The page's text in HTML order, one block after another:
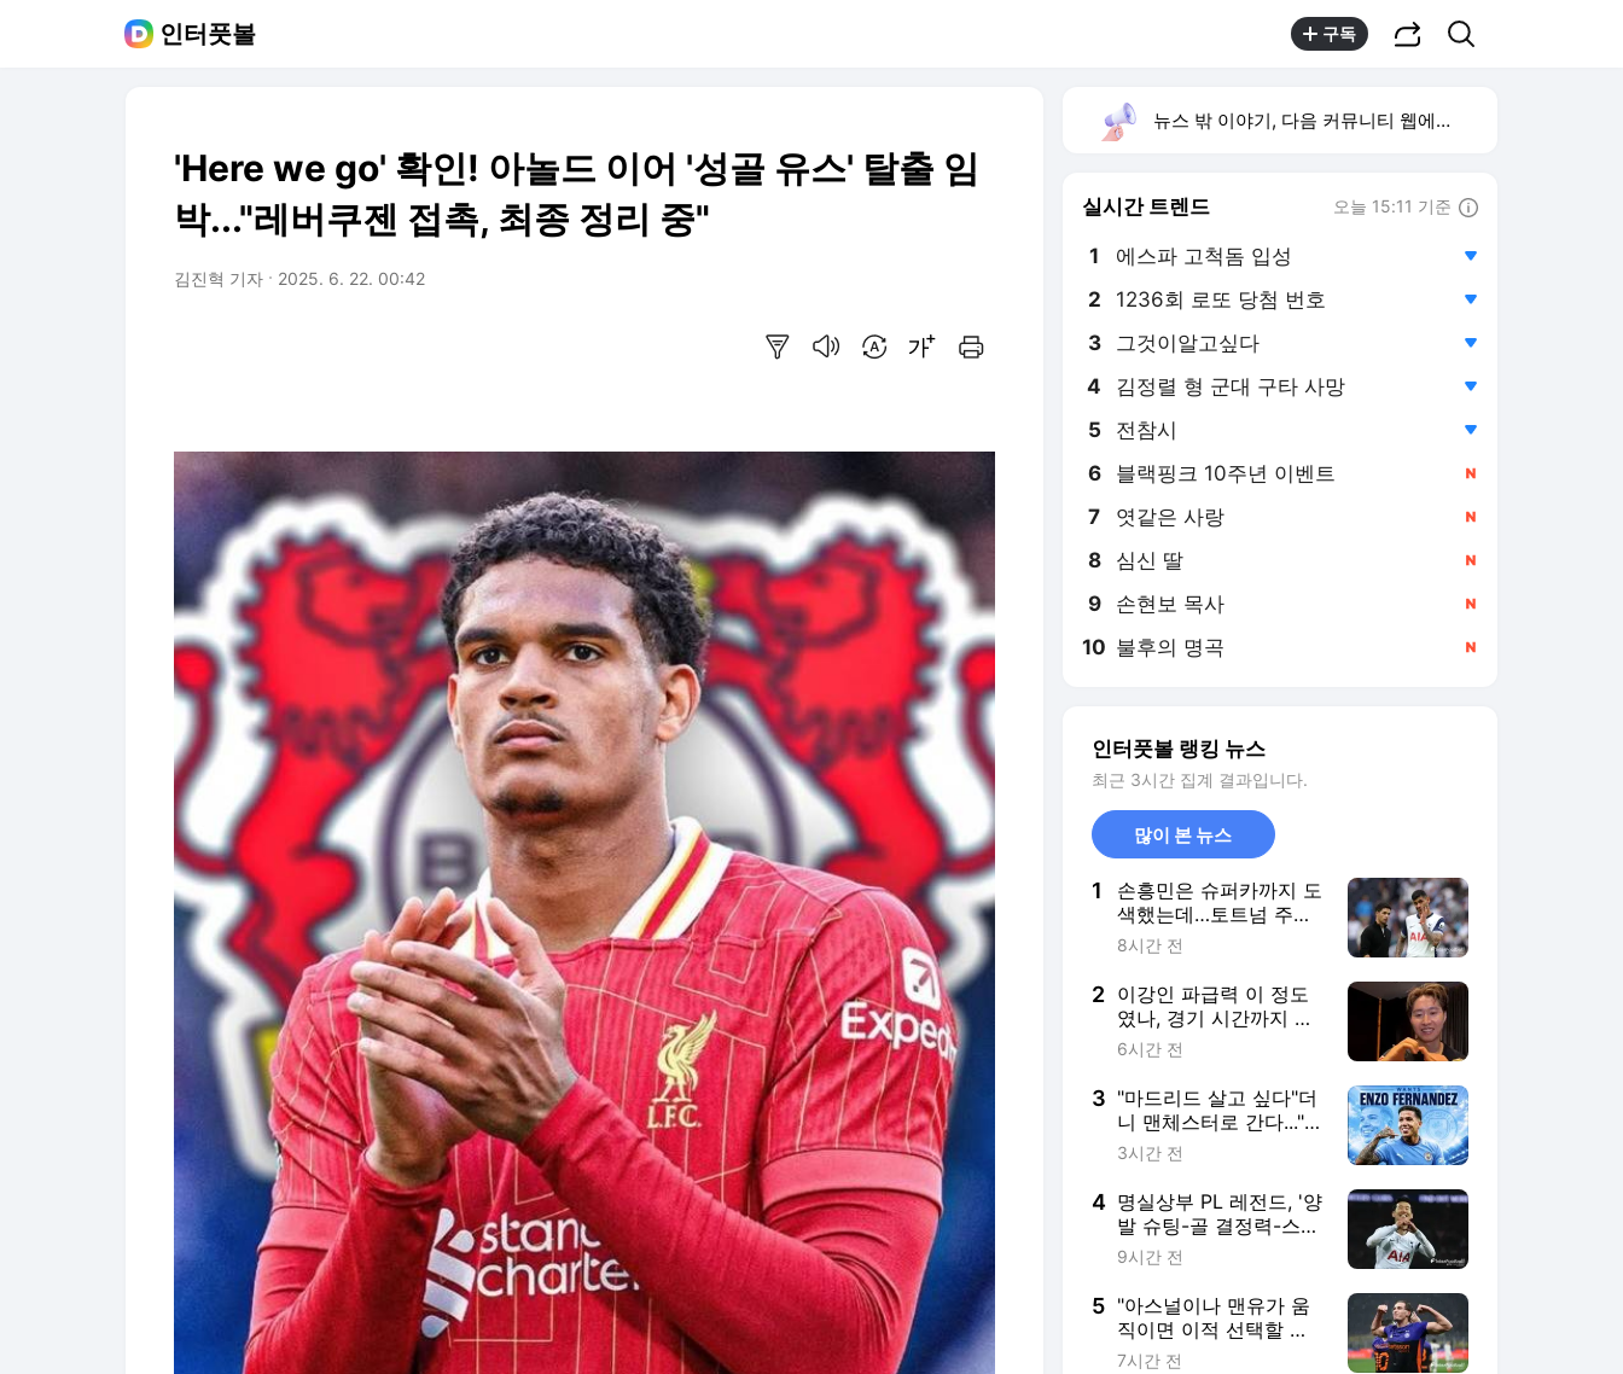
인터풋볼 구독
'Here we go' 확인! 아놀드 이어 '성골 유스' 탈출 임
박..."레버쿠젠 접촉, 최종 정리 중"
김진혁 기자 2025. 6. 22. 00:42
뉴스 밖 이야기, 다음 커뮤니티 웹에서 보기
실시간 트렌드 오늘 15:11 기준
1 에스파 고척돔 입성
2 1236회 로또 당첨 번호
그것이알고싶다
4 김정렬 형 군대 구타 사망
5 전참시
6 블랙핑크 10주년 이벤트
7 엿같은 사랑
8 심신 딸
9 손현보 목사
10 불후의 명곡
인터풋볼 랭킹 뉴스
최근 3시간 집계 결과입니다.
많이 본 뉴스
1
손흥민은 슈퍼카까지 도
색했는데…토트넘 주장
로메로, '북런던 라이벌'
르테타가 강하게 영입
밀어붙이는 중"
8시간 전
2 이강인 파급력 이 정도
였나, 경기 시간까지 바
꾼다…ATM, 韓 팬 위해
팬들은 "처음엔 달갑지
않았다"
6시간 전
3 "마드리드 살고 싶다"더
니 맨체스터로 간다..."로
드리가 바르셀로나 이적
3시간 전
4 명실상부 PL 레전드, '양
발 슈팅-골 결정력-스피
드'로 유명했는데 드리
최근 10시즌 돌파 성공
전체 10위
9시간 전
5 "아스널이나 맨유가 움
직이면 이적 선택할 수
도"…'2005년생 이탈리
7시간 전